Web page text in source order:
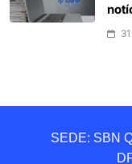
SEDE: SBN